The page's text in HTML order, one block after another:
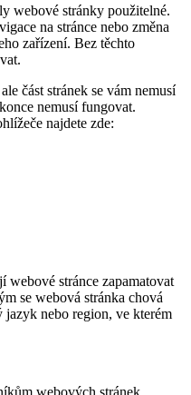
webové stránky použitelné.
na stránce nebo změna
zařízení. Bez těchto
část stránek se vám nemusí
nemusí fungovat.
najdete zde:
webové stránce zapamatovat
se webová stránka chová
jazyk nebo region, ve kterém
webových stránek